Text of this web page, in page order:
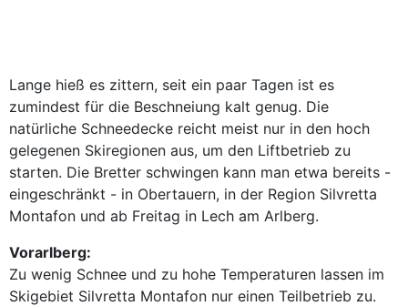
Lange hieß es zittern, seit ein paar Tagen ist es
zumindest für die Beschneiung kalt genug. Die
natürliche Schneedecke reicht meist nur in den hoch
gelegenen Skiregionen aus, um den Liftbetrieb zu
starten. Die Bretter schwingen kann man etwa bereits -
eingeschränkt - in Obertauern, in der Region Silvretta
Montafon und ab Freitag in Lech am Arlberg.
Vorarlberg:
Zu wenig Schnee und zu hohe Temperaturen lassen im
Skigebiet Silvretta Montafon nur einen Teilbetrieb zu.